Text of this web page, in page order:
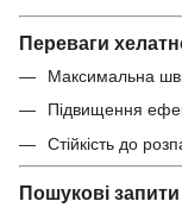
Переваги
Максимальна
Підвищення
Стійкість до
Пошукові